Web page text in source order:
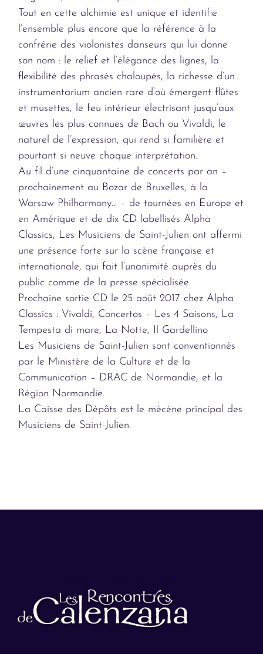
Tout en cette alchimie est unique et identifie
l’ensemble plus encore que la référence à la
confrérie des violonistes danseurs qui lui donne
son nom : le relief et l’élégance des lignes, la
flexibilité des phrasés chaloupés, la richesse d’un
instrumentarium ancien rare d’où émergent flûtes
et musettes, le feu intérieur électrisant jusqu’aux
œuvres les plus connues de Bach ou Vivaldi, le
naturel de l’expression, qui rend si familière et
pourtant si neuve chaque interprétation.
Au fil d’une cinquantaine de concerts par an –
prochainement au Bozar de Bruxelles, à la
Warsaw Philharmony… – de tournées en Europe et
en Amérique et de dix CD labellisés Alpha
Classics, Les Musiciens de Saint-Julien ont affermi
une présence forte sur la scène française et
internationale, qui fait l’unanimité auprès du
public comme de la presse spécialisée.
Prochaine sortie CD le 25 août 2017 chez Alpha
Classics : Vivaldi, Concertos – Les 4 Saisons, La
Tempesta di mare, La Notte, Il Gardellino
Les Musiciens de Saint-Julien sont conventionnés
par le Ministère de la Culture et de la
Communication – DRAC de Normandie, et la
Région Normandie.
La Caisse des Dépôts est le mécène principal des
Musiciens de Saint-Julien.